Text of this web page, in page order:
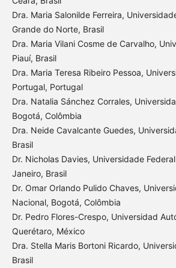
Dra. Maria Salonilde Ferreira,
Grande do Norte, Brasil
Dra. Maria Vilani Cosme de Carvalho,
Piauí, Brasil
Dra. Maria Teresa Ribeiro Pessoa,
Portugal, Portugal
Dra. Natalia Sánchez Corrales,
Bogotá, Colômbia
Dra. Neide Cavalcante Guedes,
Brasil
Dr. Nicholas Davies, Universidade
Janeiro, Brasil
Dr. Omar Orlando Pulido Chaves,
Nacional, Bogotá, Colômbia
Dr. Pedro Flores-Crespo, Universidad
Querétaro, México
Dra. Stella Maris Bortoni Ricardo,
Brasil